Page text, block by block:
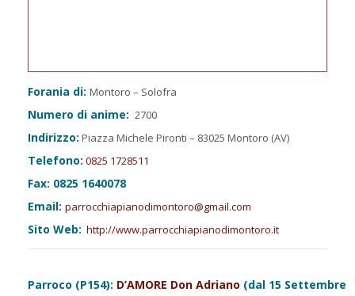
Forania di: Montoro – Solofra
Numero di anime: 2700
Indirizzo: Piazza Michele Pironti – 83025 Montoro (AV)
Telefono: 0825 1728511
Fax: 0825 1640078
Email: parrocchiapianodimontoro@gmail.com
Sito Web: http://www.parrocchiapianodimontoro.it
Parroco (P154): D’AMORE Don Adriano (dal 15 Settembre